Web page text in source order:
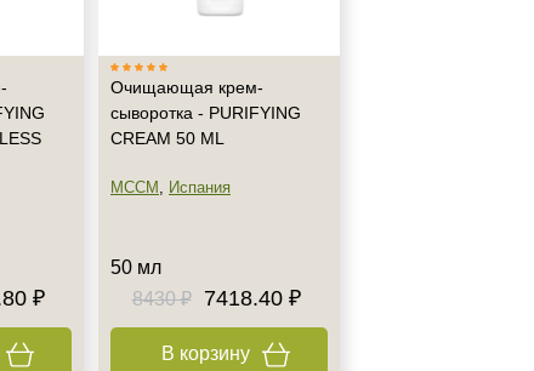
₽
Очищающая крем-
сыворотка - PURIFYING
CREAM 50 ML
MCCM , Испания
50 мл
8430 ₽
7418.40 ₽
В корзину